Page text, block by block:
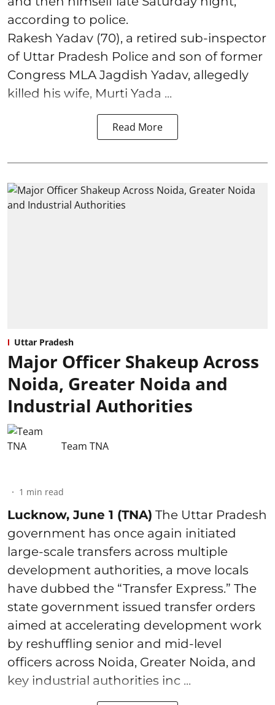
according to police.
Rakesh Yadav (70), a retired sub-inspector
of Uttar Pradesh Police and son of former
Congress MLA Jagdish Yadav, allegedly
killed his wife, Murti Yada ...
Read More
Uttar Pradesh
Major Officer Shakeup Across
Noida, Greater Noida and
Industrial Authorities
Team TNA
1 min read
Lucknow, June 1 (TNA) The Uttar Pradesh
government has once again initiated
large-scale transfers across multiple
development authorities, a move locals
have dubbed the “Transfer Express.” The
state government issued transfer orders
aimed at accelerating development work
by reshuffling senior and mid-level
officers across Noida, Greater Noida, and
key industrial authorities inc ...